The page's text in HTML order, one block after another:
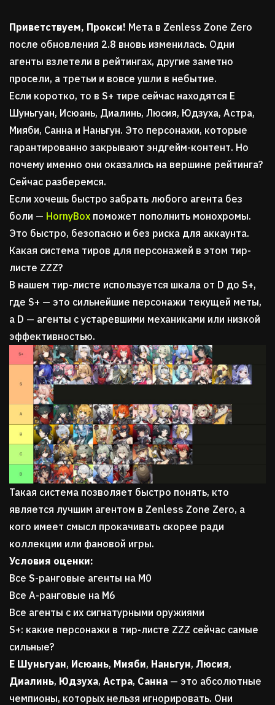
Приветствуем, Прокси! Мета в Zenless Zone Zero
после обновления 2.8 вновь изменилась. Одни
агенты взлетели в рейтингах, другие заметно
просели, а третьи и вовсе ушли в небытие.
Если коротко, то в S+ тире сейчас находятся Е
Шуньгуан, Исюань, Диалинь, Люсия, Юдзуха, Астра,
Мияби, Санна и Наньгун. Это персонажи, которые
гарантированно закрывают эндгейм-контент. Но
почему именно они оказались на вершине рейтинга?
Сейчас разберемся.
Если хочешь быстро забрать любого агента без
боли — HornyBox поможет пополнить монохромы.
Это быстро, безопасно и без риска для аккаунта.
Какая система тиров для персонажей в этом тир-
листе ZZZ?
В нашем тир-листе используется шкала от D до S+,
где S+ — это сильнейшие персонажи текущей меты,
а D — агенты с устаревшими механиками или низкой
эффективностью.
Такая система позволяет быстро понять, кто
является лучшим агентом в Zenless Zone Zero, а
кого имеет смысл прокачивать скорее ради
коллекции или фановой игры.
Условия оценки:
Все S-ранговые агенты на M0
Все A-ранговые на M6
Все агенты с их сигнатурными оружиями
S+: какие персонажи в тир-листе ZZZ сейчас самые
сильные?
Е Шуньгуан, Исюань, Мияби, Наньгун, Люсия,
Диалинь, Юдзуха, Астра, Санна — это абсолютные
чемпионы, которых нельзя игнорировать. Они